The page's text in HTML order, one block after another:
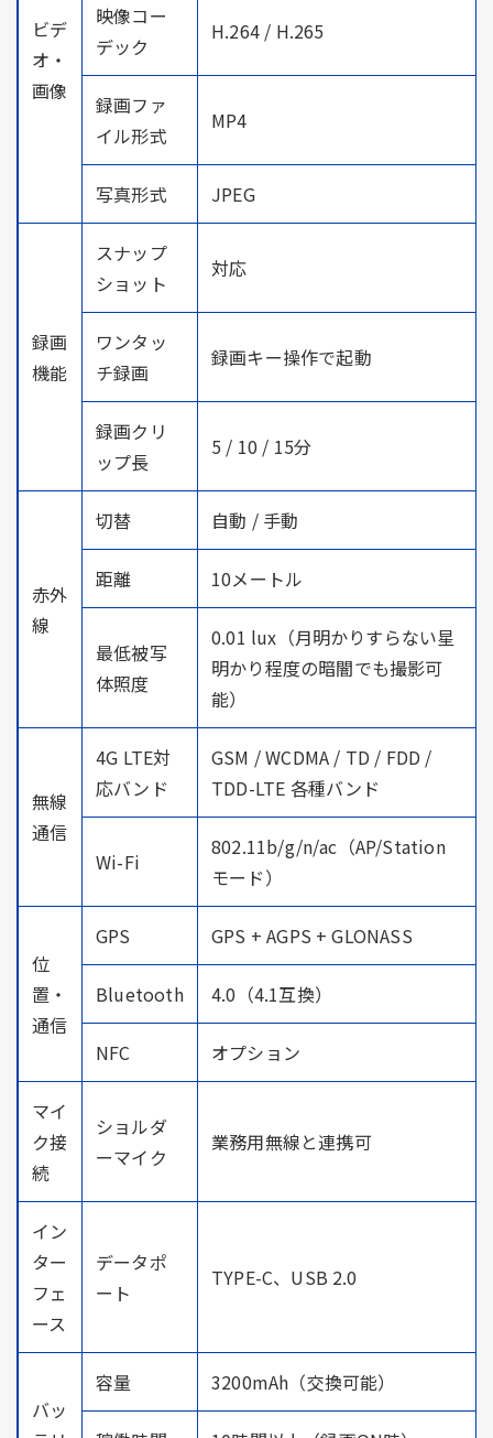
ビデ
オ・
画像
映像コー
デック
H.264 / H.265
録画ファ
イル形式
MP4
写真形式 JPEG
録画
機能
スナップ
ショット
対応
ワンタッ
チ録画
録画キー操作で起動
録画クリ
ップ長
5 / 10 / 15分
赤外
線
切替 自動 / 手動
距離 10メートル
最低被写
体照度
0.01 lux（月明かりすらない星
明かり程度の暗闇でも撮影可
能）
無線
通信
4G LTE対
応バンド
GSM / WCDMA / TD / FDD /
TDD-LTE 各種バンド
Wi-Fi
802.11b/g/n/ac（AP/Station
モード）
位
置・
通信
GPS GPS + AGPS + GLONASS
Bluetooth 4.0（4.1互換）
NFC オプション
マイ
ク接
続
ショルダ
ーマイク
業務用無線と連携可
イン
ター
フェ
ース
データポ
ート
TYPE-C、USB 2.0
バッ
容量 3200mAh（交換可能）